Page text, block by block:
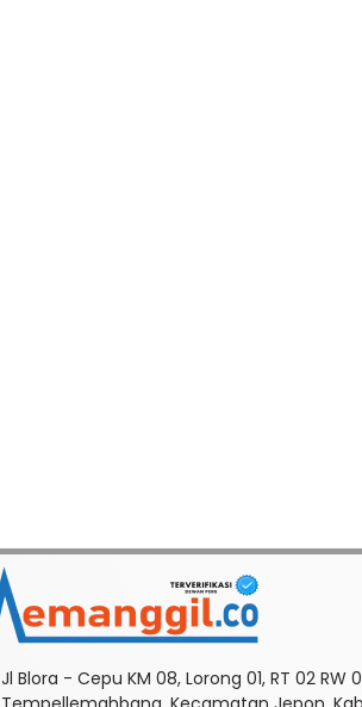
Jl Blora - Cepu KM 08, Lorong 01, RT 02 RW